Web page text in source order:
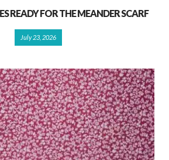
READY FOR THE MEANDER SCARF
July 23, 2026